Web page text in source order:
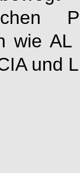
wie AL
und